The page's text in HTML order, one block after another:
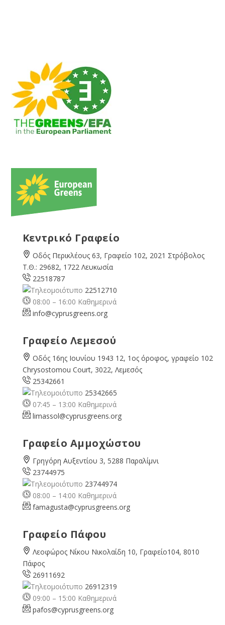
Κεντρικό Γραφείο
Οδός Περικλέους 63, Γραφείο 102, 2021 Στρόβολος
Τ.Θ.: 29682, 1722 Λευκωσία
22518787
22512710
08:00 – 16:00 Καθημερινά
info@cyprusgreens.org
Γραφείο Λεμεσού
Οδός 16ης Ιουνίου 1943 12, 1ος όροφος, γραφείο 102
Chrysostomou Court, 3022, Λεμεσός
25342661
25342665
07:45 – 13:00 Καθημερινά
limassol@cyprusgreens.org
Γραφείο Αμμοχώστου
Γρηγόρη Αυξεντίου 3, 5288 Παραλίμνι
23744975
23744974
08:00 – 14:00 Καθημερινά
famagusta@cyprusgreens.org
Γραφείο Πάφου
Λεοφώρος Νίκου Νικολαίδη 10, Γραφείο104, 8010
Πάφος
26911692
26912319
09:00 – 15:00 Καθημερινά
pafos@cyprusgreens.org